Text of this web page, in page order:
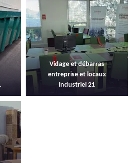
Vidage et débarras
entreprise et locaux
industriel 21